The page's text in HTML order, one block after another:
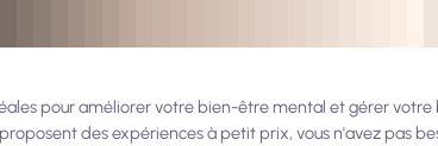
pour améliorer votre bien-être mental et gérer
des expériences à petit prix, vous n'avez pas